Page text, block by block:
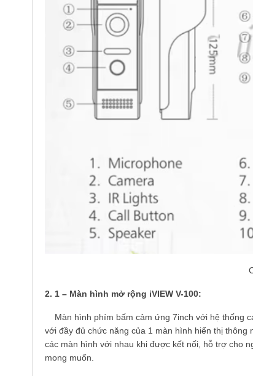
2. 1 – Màn hình mở rộng iVIEW V-100:
Màn hình phím bấm cảm ứng 7inch với hệ thống
với đầy đủ chức năng của 1 màn hình hiển thị thông
các màn hình với nhau khi được kết nối, hỗ trợ cho
mong muốn.